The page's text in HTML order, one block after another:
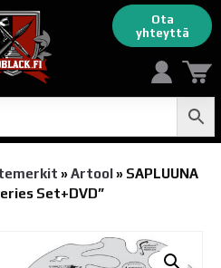
Ota
yhteyttä
» Artool» SAPLUUNA
Set+DVD”